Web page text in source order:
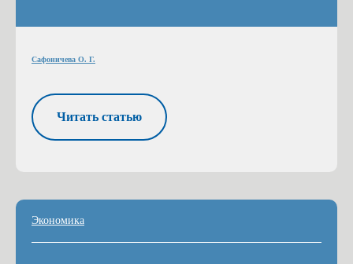
Сафоничева О. Г.
Читать статью
Экономика